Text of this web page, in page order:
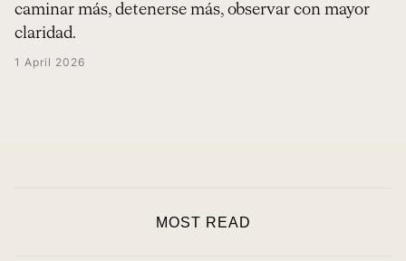
caminar más, detenerse más, observar con mayor
claridad.
1 April 2026
MOST READ